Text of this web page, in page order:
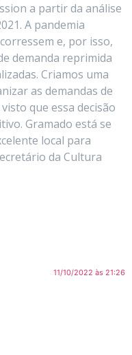
a partir da análise
A pandemia
e, por isso,
demanda reprimida
Criamos uma
as demandas de
que essa decisão
Gramado está se
local para
da Cultura
11/10/2022 às 21:26